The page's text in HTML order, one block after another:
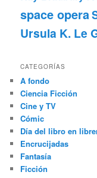
space opera
Ursula K. Le
CATEGORÍAS
A fondo
Ciencia Ficción
Cine y TV
Cómic
Día del libro en
Encrucijadas
Fantasía
Ficción